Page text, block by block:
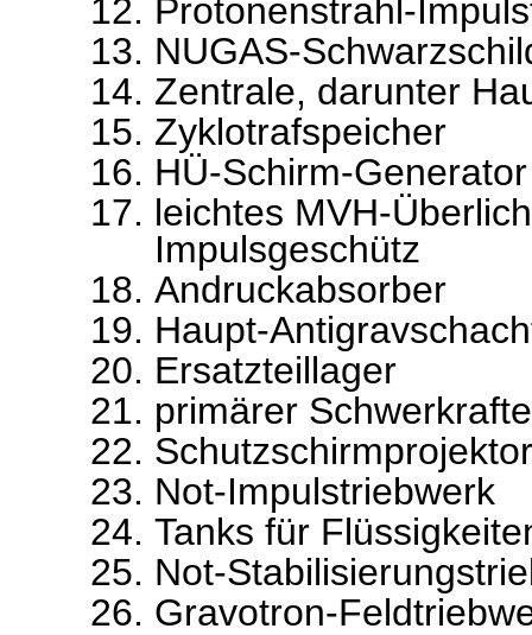
Protonenstrahl-
NUGAS-
Zentrale, darunter
Zyklotrafspeicher
HÜ-Schirm-Generator
leichtes MVH-
Impulsgeschütz
Andruckabsorber
Haupt-
Ersatzteillager
primärer
Schutzschirmprojektor
Not-Impulstriebwerk
Tanks für
Not-
Gravotron-